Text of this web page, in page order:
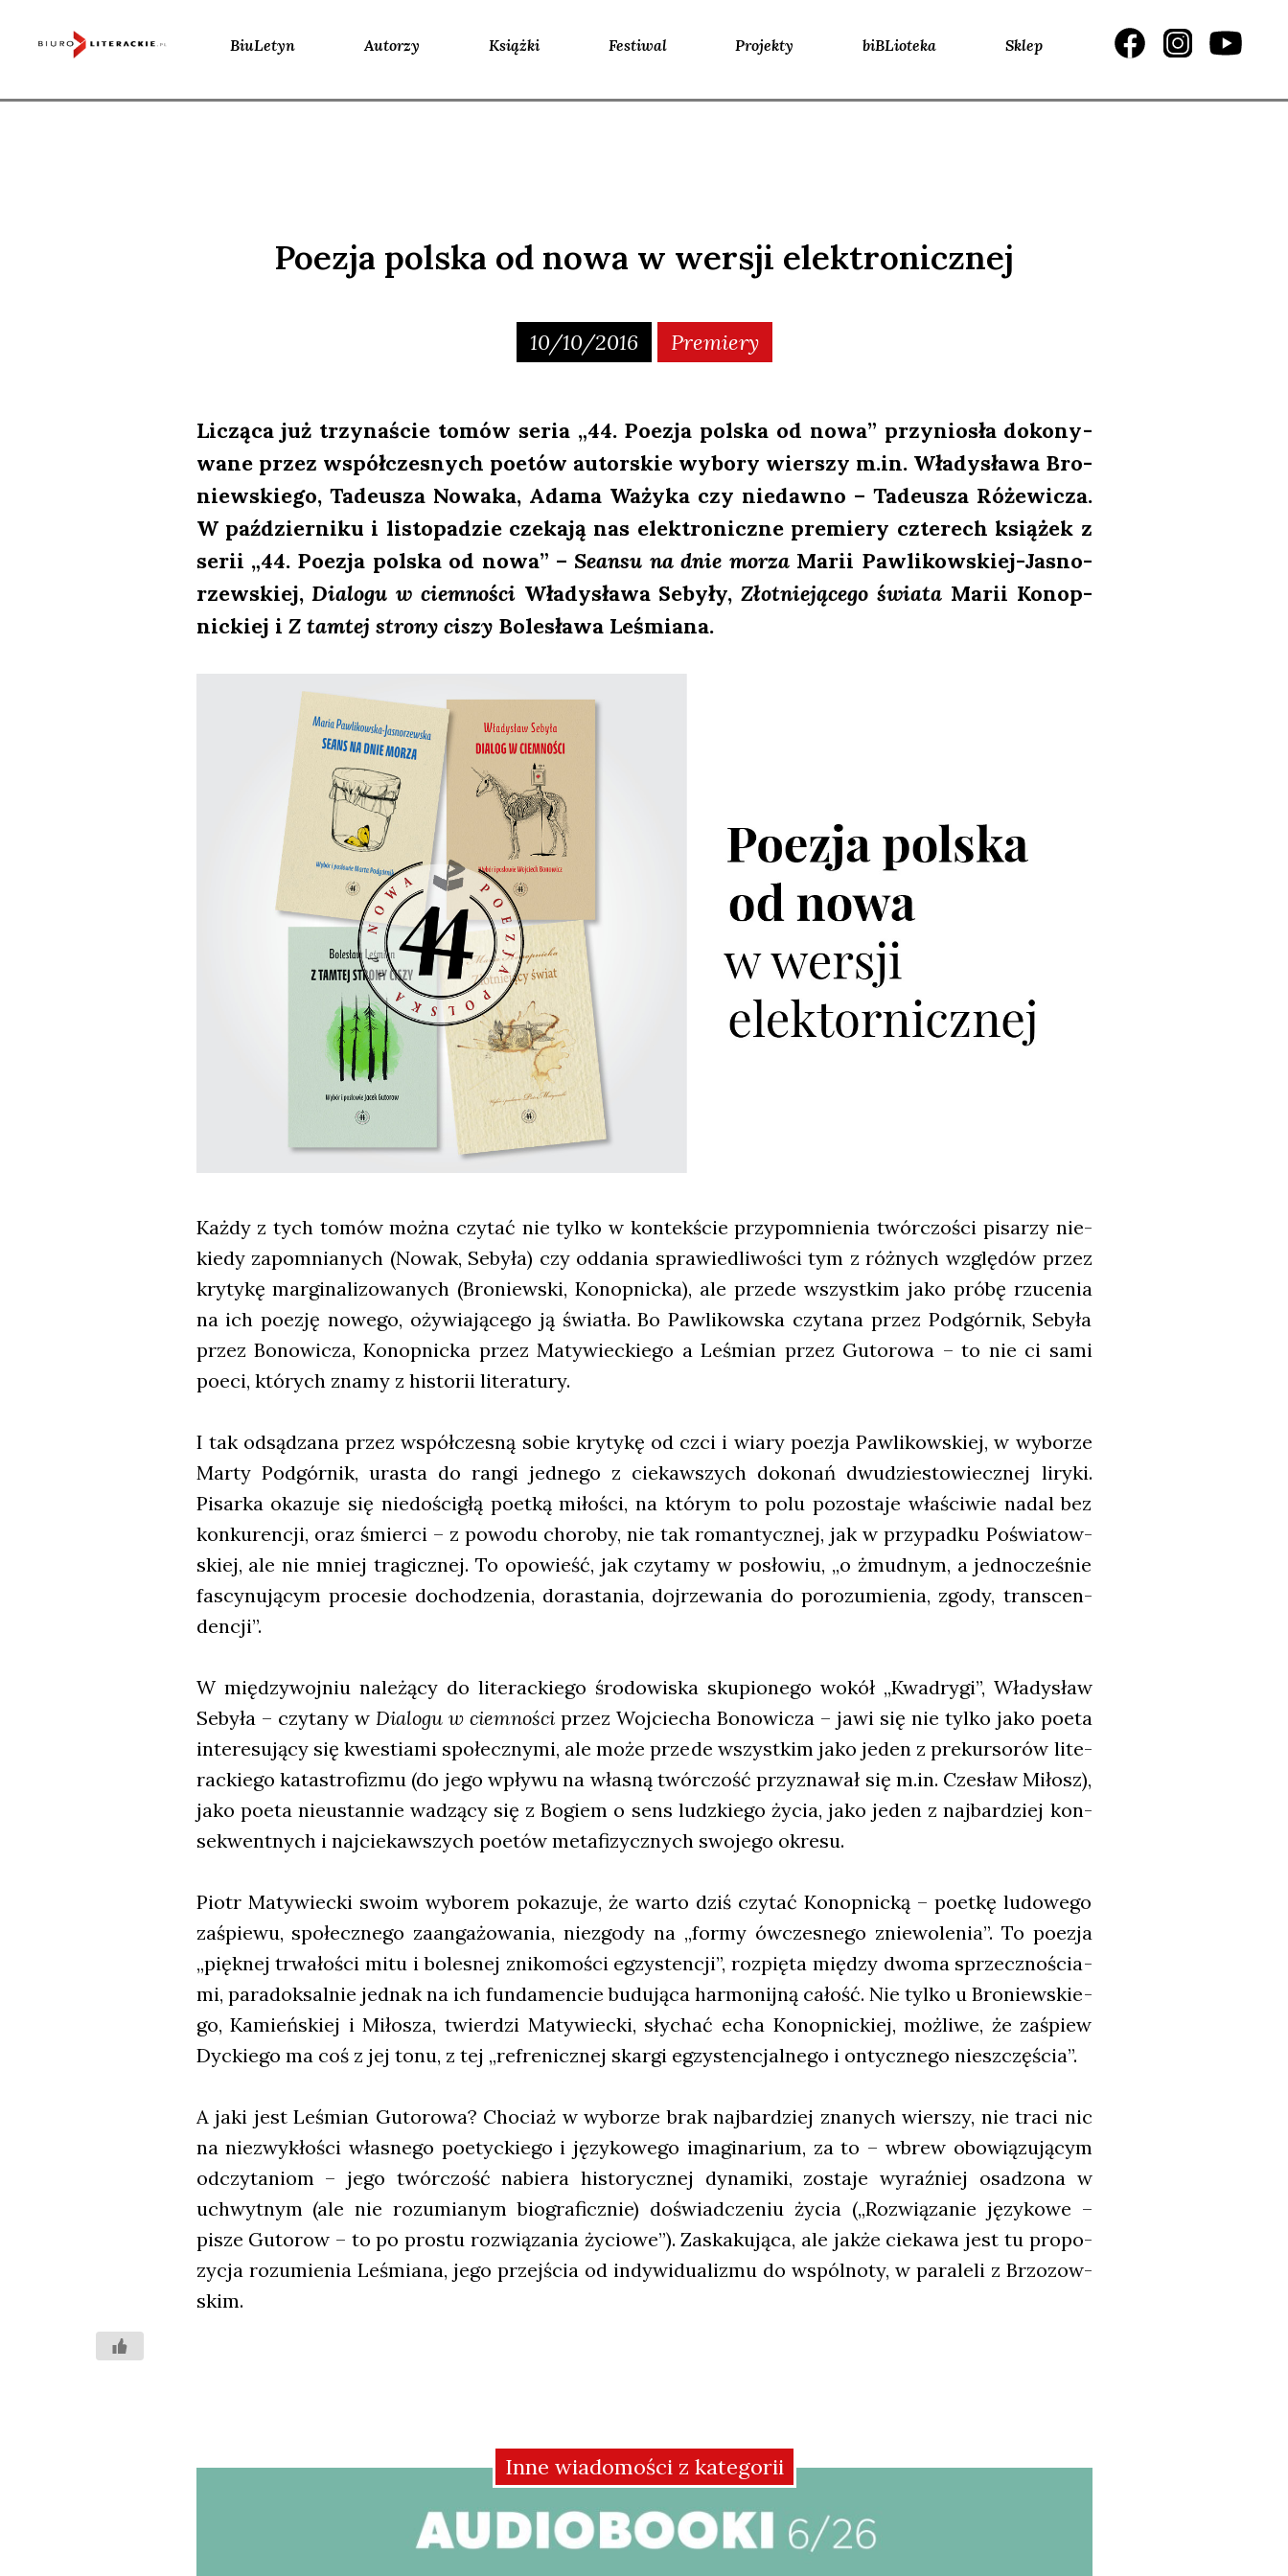
BiuLetyn Autorzy Książki Festiwal Projekty biBLioteka Sklep
Poezja polska od nowa w wersji elektronicznej
10/10/2016 Premiery
Liczą­ca już trzy­na­ście tomów seria „44. Poezja pol­ska od nowa” przy­nio­sła doko­ny­
wa­ne przez współ­cze­snych poetów autor­skie wybo­ry wier­szy m.in. Wła­dy­sła­wa Bro­
niew­skie­go, Tade­usza Nowa­ka, Ada­ma Waży­ka czy nie­daw­no – Tade­usza Róże­wi­cza.
W paź­dzier­ni­ku i listo­pa­dzie cze­ka­ją nas elek­tro­nicz­ne pre­mie­ry czte­rech ksią­żek z
serii „44. Poezja pol­ska od nowa” – Sean­su na dnie morzaMarii Paw­li­kow­skiej-Jasno­
rzew­skiej,Dia­lo­gu w ciem­no­ściWła­dy­sła­wa Seby­ły,Złot­nie­ją­ce­go świa­taMarii Konop­
nic­kiej i Z tam­tej stro­ny ciszyBole­sła­wa Leśmia­na.
Każ­dy z tych tomów moż­na czy­tać nie tyl­ko w kon­tek­ście przy­po­mnie­nia twór­czo­ści pisa­rzy nie­
kie­dy zapo­mnia­nych (Nowak, Seby­ła) czy odda­nia spra­wie­dli­wo­ści tym z róż­nych wzglę­dów przez
kry­ty­kę mar­gi­na­li­zo­wa­nych (Bro­niew­ski, Konop­nic­ka), ale przede wszyst­kim jako pró­bę rzu­ce­nia
na ich poezję nowe­go, oży­wia­ją­ce­go ją świa­tła. Bo Paw­li­kow­ska czy­ta­na przez Pod­gór­nik, Seby­ła
przez Bono­wi­cza, Konop­nic­ka przez Maty­wiec­kie­go a Leśmian przez Guto­ro­wa – ­to nie ci sami
poeci, któ­rych zna­my z histo­rii lite­ra­tu­ry.
I tak odsą­dza­na przez współ­cze­sną sobie kry­ty­kę od czci i wia­ry poezja Paw­li­kow­skiej, w wybo­rze
Mar­ty Pod­gór­nik, ura­sta do ran­gi jed­ne­go z cie­kaw­szych doko­nań dwu­dzie­sto­wiecz­nej liry­ki.
Pisar­ka oka­zu­je się nie­do­ści­głą poet­ką miło­ści, na któ­rym to polu pozo­sta­je wła­ści­wie nadal bez
kon­ku­ren­cji, oraz śmier­ci – z powo­du cho­ro­by, nie tak roman­tycz­nej, jak w przy­pad­ku Poświa­tow­
skiej, ale nie mniej tra­gicz­nej. To opo­wieść, jak czy­ta­my w posło­wiu, „o żmud­nym, a jed­no­cze­śnie
fascy­nu­ją­cym pro­ce­sie docho­dze­nia, dora­sta­nia, doj­rze­wa­nia do poro­zu­mie­nia, zgo­dy, trans­cen­
den­cji”.
W mię­dzy­woj­niu nale­żą­cy do lite­rac­kie­go śro­do­wi­ska sku­pio­ne­go wokół „Kwa­dry­gi”, Wła­dy­sław
Seby­ła – czy­ta­ny w Dia­lo­gu w ciem­no­ściprzez Woj­cie­cha Bono­wi­cza – jawi się nie tyl­ko jako poeta
inte­re­su­ją­cy się kwe­stia­mi spo­łecz­ny­mi, ale może przede wszyst­kim jako jeden z pre­kur­so­rów lite­
rac­kie­go kata­stro­fi­zmu (do jego wpły­wu na wła­sną twór­czość przy­zna­wał się m.in. Cze­sław Miłosz),
jako poeta nie­ustan­nie wadzą­cy się z Bogiem o sens ludz­kie­go życia, jako jeden z naj­bar­dziej kon­
se­kwent­nych i naj­cie­kaw­szych poetów meta­fi­zycz­nych swo­je­go okre­su.
Piotr Maty­wiec­ki swo­im wybo­rem poka­zu­je, że war­to dziś czy­tać Konop­nic­ką – poet­kę ludo­we­go
zaśpie­wu, spo­łecz­ne­go zaan­ga­żo­wa­nia, nie­zgo­dy na „for­my ówcze­sne­go znie­wo­le­nia”. To poezja
„pięk­nej trwa­ło­ści mitu i bole­snej zni­ko­mo­ści egzy­sten­cji”, roz­pię­ta mię­dzy dwo­ma sprzecz­no­ścia­
mi, para­dok­sal­nie jed­nak na ich fun­da­men­cie budu­ją­ca har­mo­nij­ną całość. Nie tyl­ko u Bro­niew­skie­
go, Kamień­skiej i Miło­sza, twier­dzi Maty­wiec­ki, sły­chać echa Konop­nic­kiej, moż­li­we, że zaśpiew
Dyc­kie­go ma coś z jej tonu, z tej „refre­nicz­nej skar­gi egzy­sten­cjal­ne­go i ontycz­ne­go nie­szczę­ścia”.
A jaki jest Leśmian Guto­ro­wa? Cho­ciaż w wybo­rze brak naj­bar­dziej zna­nych wier­szy, nie tra­ci nic
na nie­zwy­kło­ści wła­sne­go poetyc­kie­go i języ­ko­we­go ima­gi­na­rium, za to – wbrew obo­wią­zu­ją­cym
odczy­ta­niom – jego twór­czość nabie­ra histo­rycz­nej dyna­mi­ki, zosta­je wyraź­niej osa­dzo­na w
uchwyt­nym (ale nie rozu­mia­nym bio­gra­ficz­nie) doświad­cze­niu życia („Roz­wią­za­nie języ­ko­we –
pisze Guto­row – to po pro­stu roz­wią­za­nia życio­we”). Zaska­ku­ją­ca, ale jak­że cie­ka­wa jest tu pro­po­
zy­cja rozu­mie­nia Leśmia­na, jego przej­ścia od indy­wi­du­ali­zmu do wspól­no­ty, w para­le­li z Brzo­zow­
skim.
Inne wiadomości z kategorii